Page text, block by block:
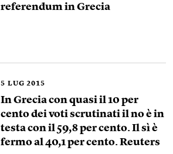
referendum in Grecia
5 LUG 2015
In Grecia con quasi il 10 per
cento dei voti scrutinati il no è in
testa con il 59,8 per cento. Il sì è
fermo al 40,1 per cento. Reuters